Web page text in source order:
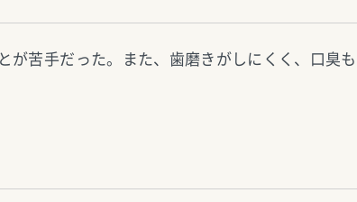
が苦手だった。また、歯磨きがしにくく、口臭も